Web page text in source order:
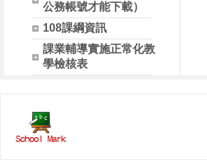
公務帳號才能下載）
108課綱資訊
課業輔導實施正常化教
學檢核表